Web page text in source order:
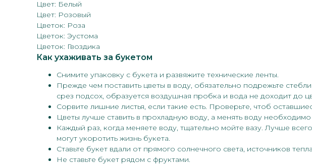
Цвет: Белый
Цвет: Розовый
Цветок: Роза
Цветок: Эустома
Цветок: Гвоздика
Как ухаживать за букетом
Снимите упаковку с букета и развяжите технические ленты.
Прежде чем поставить цветы в воду, обязательно подрежьте
срез подсох, образуется воздушная пробка и вода не доходит до
Сорвите лишние листья, если такие есть. Проверьте, чтоб
Цветы лучше ставить в прохладную воду, а менять воду
Каждый раз, когда меняете воду, тщательно мойте вазу. Лучше
могут укоротить жизнь букета.
Ставьте букет вдали от прямого солнечного света, источников
Не ставьте букет рядом с фруктами.